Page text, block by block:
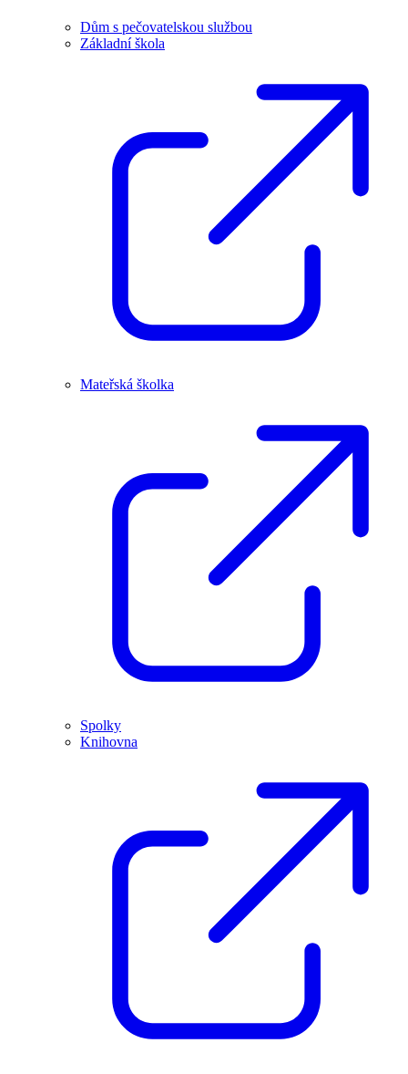
Dům s pečovatelskou službou
Základní škola
Mateřská školka
Spolky
Knihovna